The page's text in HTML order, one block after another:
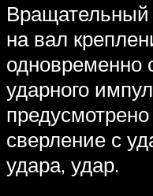
Вращательный
на вал
одновременно
ударного
сверление с
удара, удар.